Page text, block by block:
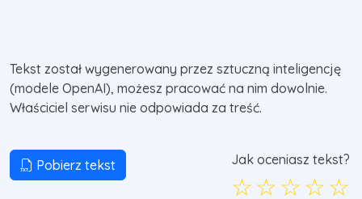
Tekst został wygenerowany przez sztuczną inteligencję
(modele OpenAI), możesz pracować na nim dowolnie.
Właściciel serwisu nie odpowiada za treść.
Pobierz tekst Jak oceniasz tekst?
☆
☆
☆
☆
☆